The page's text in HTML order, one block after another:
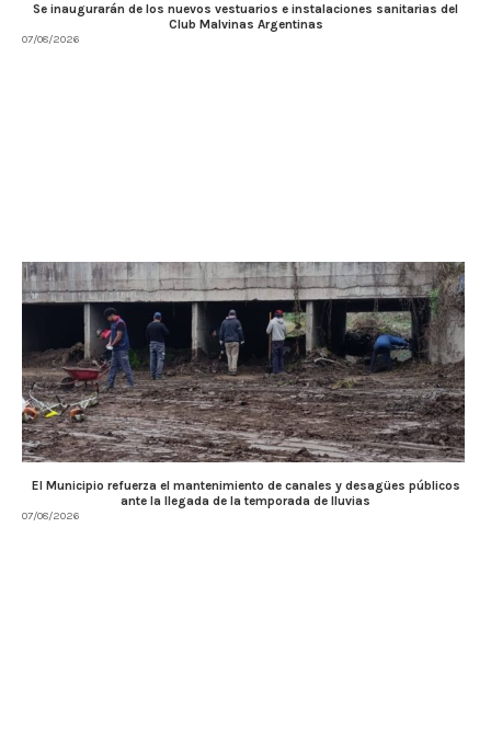
Se inaugurarán de los nuevos vestuarios e instalaciones sanitarias del
Club Malvinas Argentinas
07/08/2026
El Municipio refuerza el mantenimiento de canales y desagües públicos
ante la llegada de la temporada de lluvias
07/08/2026